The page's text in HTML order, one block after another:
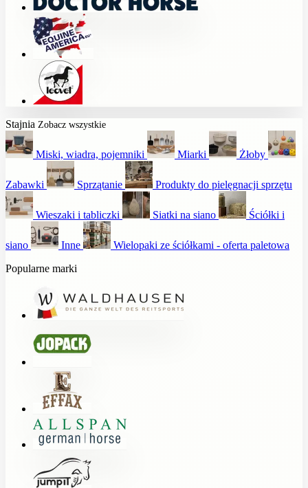
Stajnia Zobacz wszystkie
Miski, wiadra, pojemniki Miarki Żłoby
Zabawki Sprzątanie Produkty do pielęgnacji sprzętu
Wieszaki i tabliczki Siatki na siano Ściółki i
siano Inne
Wielopaki ze ściółkami - oferta paletowa
Popularne marki